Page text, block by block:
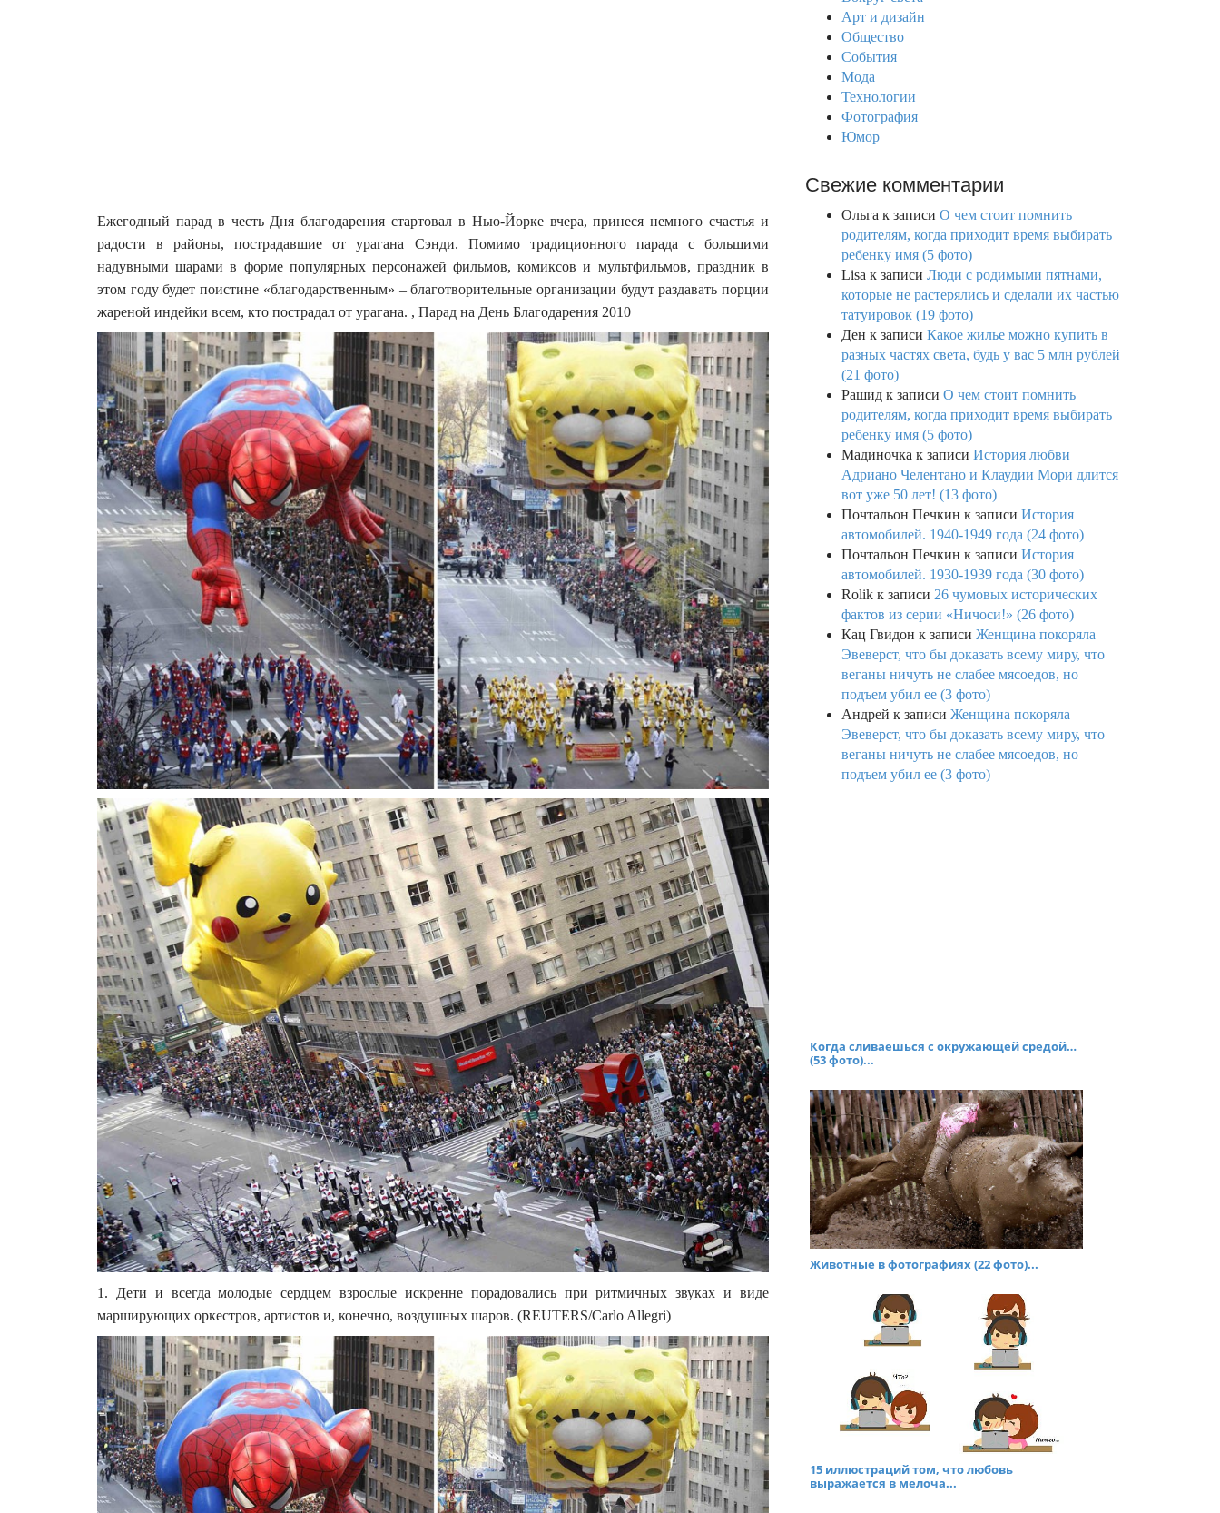
Ежегодный парад в честь Дня благодарения стартовал в Нью-Йорке вчера, принеся немного счастья и
радости в районы, пострадавшие от урагана Сэнди. Помимо традиционного парада с большими
надувными шарами в форме популярных персонажей фильмов, комиксов и мультфильмов, праздник в
этом году будет поистине «благодарственным» – благотворительные организации будут раздавать порции
жареной индейки всем, кто пострадал от урагана. , Парад на День Благодарения 2010
1. Дети и всегда молодые сердцем взрослые искренне порадовались при ритмичных звуках и виде
марширующих оркестров, артистов и, конечно, воздушных шаров. (REUTERS/Carlo Allegri)
Арт и дизайн
Общество
События
Мода
Технологии
Фотография
Юмор
Свежие комментарии
Ольга к записи О чем стоит помнить
родителям, когда приходит время выбирать
ребенку имя (5 фото)
Lisa к записи Люди с родимыми пятнами,
которые не растерялись и сделали их частью
татуировок (19 фото)
Ден к записи Какое жилье можно купить в
разных частях света, будь у вас 5 млн рублей
(21 фото)
Рашид к записи О чем стоит помнить
родителям, когда приходит время выбирать
ребенку имя (5 фото)
Мадиночка к записи История любви
Адриано Челентано и Клаудии Мори длится
вот уже 50 лет! (13 фото)
Почтальон Печкин к записи История
автомобилей. 1940-1949 года (24 фото)
Почтальон Печкин к записи История
автомобилей. 1930-1939 года (30 фото)
Rolik к записи 26 чумовых исторических
фактов из серии «Ничоси!» (26 фото)
Кац Гвидон к записи Женщина покоряла
Эвеверст, что бы доказать всему миру, что
веганы ничуть не слабее мясоедов, но
подъем убил ее (3 фото)
Андрей к записи Женщина покоряла
Эвеверст, что бы доказать всему миру, что
веганы ничуть не слабее мясоедов, но
подъем убил ее (3 фото)
Когда сливаешься с окружающей средой…
(53 фото)...
Животные в фотографиях (22 фото)...
15 иллюстраций том, что любовь
выражается в мелоча...